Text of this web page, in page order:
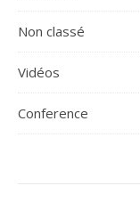
Non classé
Vidéos
Сonference